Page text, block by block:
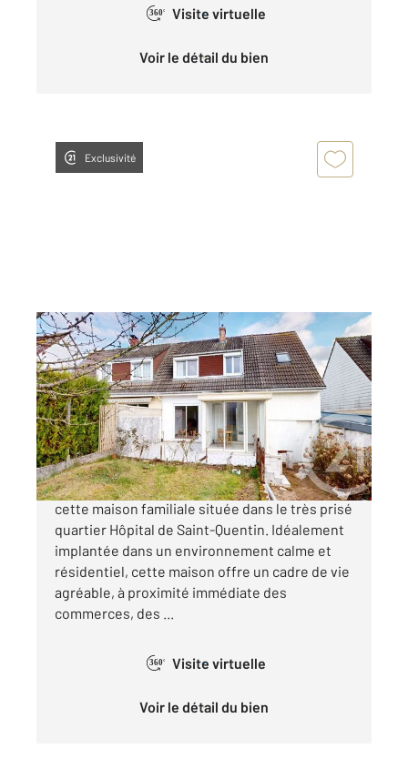
360° Visite virtuelle
Voir le détail du bien
Exclusivité
ST QUENTIN 02
95,50 m2, 6 pièces
Ref : 13498
Maison à vendre
134 000 €
Century 21 Agence Delahaye vous propose
cette maison familiale située dans le très prisé
quartier Hôpital de Saint-Quentin. Idéalement
implantée dans un environnement calme et
résidentiel, cette maison offre un cadre de vie
agréable, à proximité immédiate des
commerces, des ...
360° Visite virtuelle
Voir le détail du bien